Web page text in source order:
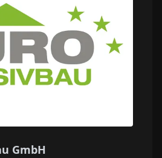
GmbH